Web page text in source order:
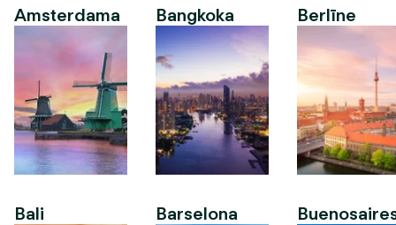
Amsterdama
Bali
Bangkoka
Barselona
Berlīne